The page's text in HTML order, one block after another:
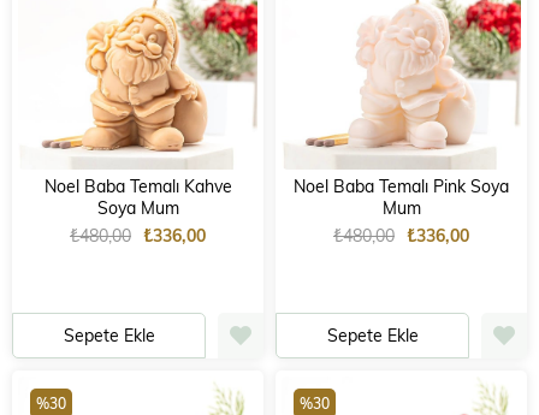
Noel Baba Temalı Kahve
Soya Mum
₺336,00
₺480,00
Sepete Ekle
Noel Baba Temalı Pink Soya
Mum
₺336,00
₺480,00
Sepete Ekle
%30 %30